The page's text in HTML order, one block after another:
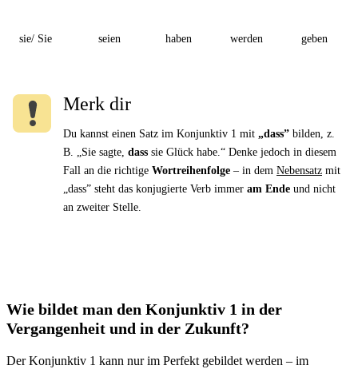
sie/ Sie seien haben werden geben
Merk dir
Du kannst einen Satz im Konjunktiv 1 mit „dass” bilden, z.
B. „Sie sagte, dass sie Glück habe.“ Denke jedoch in diesem
Fall an die richtige Wortreihenfolge – in dem Nebensatz mit
„dass” steht das konjugierte Verb immer am Ende und nicht
an zweiter Stelle.
Wie bildet man den Konjunktiv 1 in der
Vergangenheit und in der Zukunft?
Der Konjunktiv 1 kann nur im Perfekt gebildet werden – im